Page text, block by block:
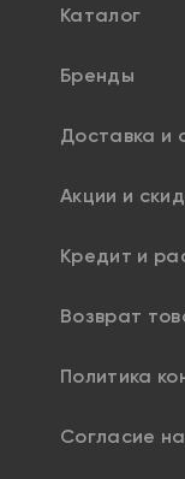
Каталог
Бренды
Доставка и
Акции и
Кредит и
Возврат
Политика
Согласие